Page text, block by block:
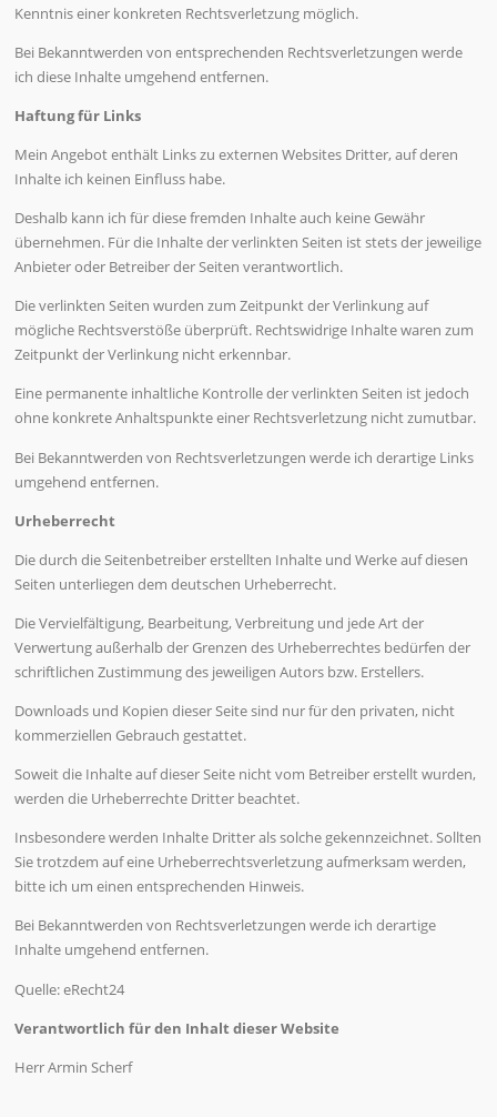
Kenntnis einer konkreten Rechtsverletzung möglich.
Bei Bekanntwerden von entsprechenden Rechtsverletzungen werde
ich diese Inhalte umgehend entfernen.
Haftung für Links
Mein Angebot enthält Links zu externen Websites Dritter, auf deren
Inhalte ich keinen Einfluss habe.
Deshalb kann ich für diese fremden Inhalte auch keine Gewähr
übernehmen. Für die Inhalte der verlinkten Seiten ist stets der jeweilige
Anbieter oder Betreiber der Seiten verantwortlich.
Die verlinkten Seiten wurden zum Zeitpunkt der Verlinkung auf
mögliche Rechtsverstöße überprüft. Rechtswidrige Inhalte waren zum
Zeitpunkt der Verlinkung nicht erkennbar.
Eine permanente inhaltliche Kontrolle der verlinkten Seiten ist jedoch
ohne konkrete Anhaltspunkte einer Rechtsverletzung nicht zumutbar.
Bei Bekanntwerden von Rechtsverletzungen werde ich derartige Links
umgehend entfernen.
Urheberrecht
Die durch die Seitenbetreiber erstellten Inhalte und Werke auf diesen
Seiten unterliegen dem deutschen Urheberrecht.
Die Vervielfältigung, Bearbeitung, Verbreitung und jede Art der
Verwertung außerhalb der Grenzen des Urheberrechtes bedürfen der
schriftlichen Zustimmung des jeweiligen Autors bzw. Erstellers.
Downloads und Kopien dieser Seite sind nur für den privaten, nicht
kommerziellen Gebrauch gestattet.
Soweit die Inhalte auf dieser Seite nicht vom Betreiber erstellt wurden,
werden die Urheberrechte Dritter beachtet.
Insbesondere werden Inhalte Dritter als solche gekennzeichnet. Sollten
Sie trotzdem auf eine Urheberrechtsverletzung aufmerksam werden,
bitte ich um einen entsprechenden Hinweis.
Bei Bekanntwerden von Rechtsverletzungen werde ich derartige
Inhalte umgehend entfernen.
Quelle: eRecht24
Verantwortlich für den Inhalt dieser Website
Herr Armin Scherf